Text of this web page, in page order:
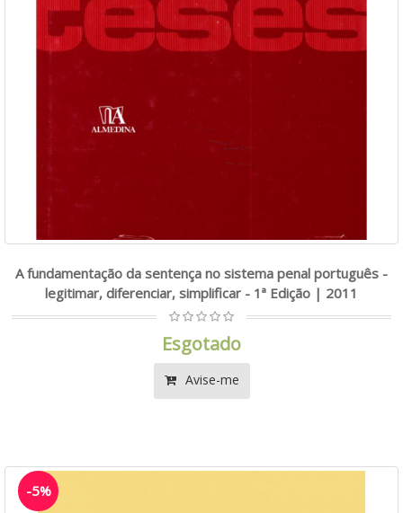
A fundamentação da sentença no sistema penal português -
legitimar, diferenciar, simplificar - 1ª Edição | 2011
Esgotado
Avise-me
-5%